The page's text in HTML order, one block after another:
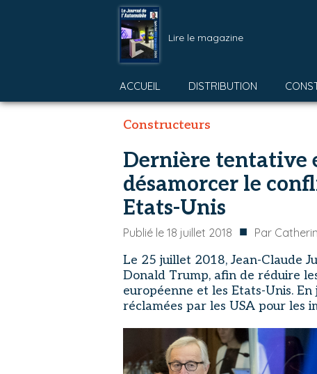
Lire le magazine
ACCUEIL DISTRIBUTION
Constructeurs
Dernière tentative
désamorcer le
Etats-Unis
Publié le 18 juillet 2018 ■ Par
Le 25 juillet 2018, Jean-Claude
Donald Trump, afin de réduire
européenne et les Etats-Unis. En
réclamées par les USA pour les